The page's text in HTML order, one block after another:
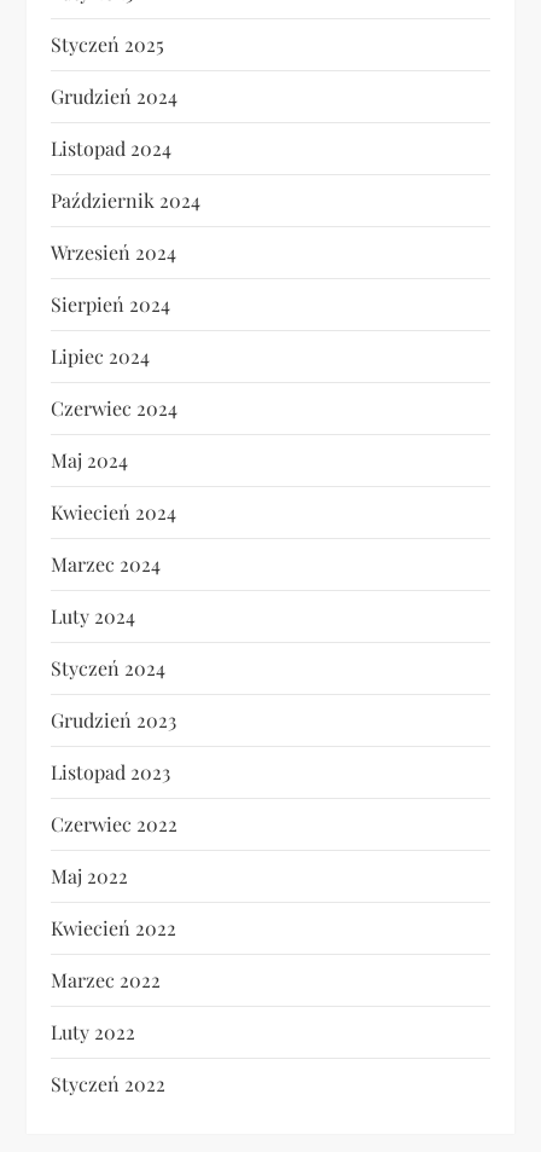
Styczeń 2025
Grudzień 2024
Listopad 2024
Październik 2024
Wrzesień 2024
Sierpień 2024
Lipiec 2024
Czerwiec 2024
Maj 2024
Kwiecień 2024
Marzec 2024
Luty 2024
Styczeń 2024
Grudzień 2023
Listopad 2023
Czerwiec 2022
Maj 2022
Kwiecień 2022
Marzec 2022
Luty 2022
Styczeń 2022